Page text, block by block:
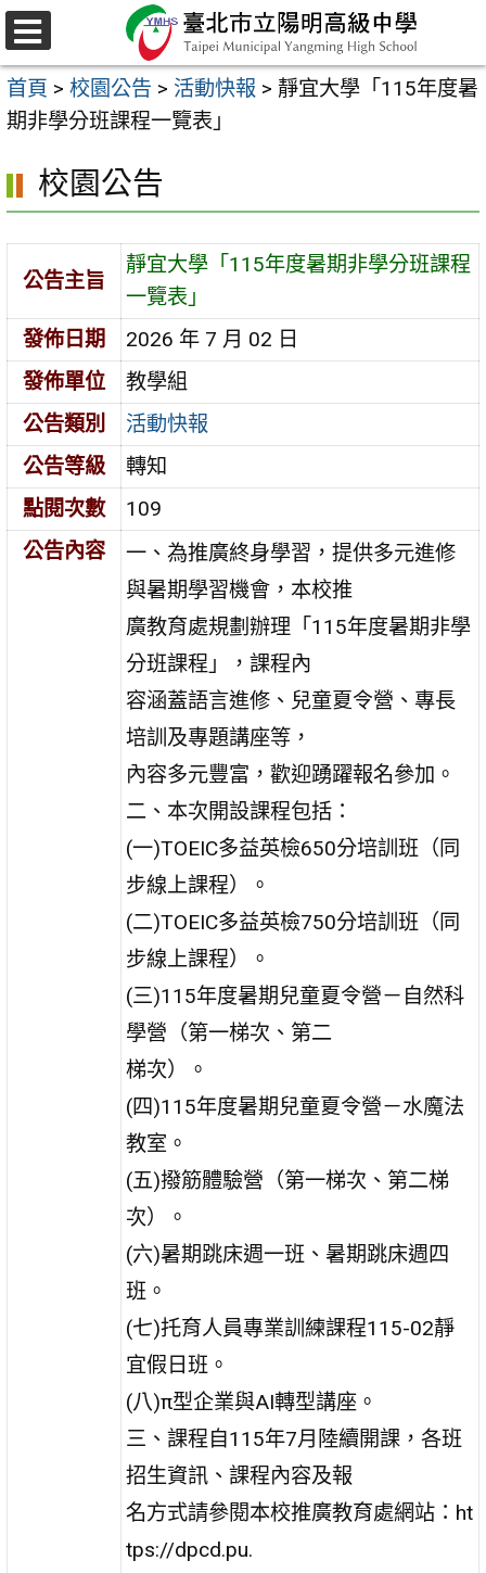
跳
至
主
要
容
區
選
單
首頁 > 校園公告 > 活動快報 > 靜宜大學「115年度暑
期非學分班課程一覽表」
校園公告
公告主旨
靜宜大學「115年度暑期非學分班課程
一覽表」
發佈日期
2026 年 7 月 02 日
發佈單位
教學組
公告類別
活動快報
公告等級
轉知
點閱次數
109
公告內容
一、為推廣終身學習，提供多元進修
與暑期學習機會，本校推
廣教育處規劃辦理「115年度暑期非學
分班課程」，課程內
容涵蓋語言進修、兒童夏令營、專長
培訓及專題講座等，
內容多元豐富，歡迎踴躍報名參加。
二、本次開設課程包括：
(一)TOEIC多益英檢650分培訓班（同
步線上課程）。
(二)TOEIC多益英檢750分培訓班（同
步線上課程）。
(三)115年度暑期兒童夏令營－自然科
學營（第一梯次、第二
梯次）。
(四)115年度暑期兒童夏令營－水魔法
教室。
(五)撥筋體驗營（第一梯次、第二梯
次）。
(六)暑期跳床週一班、暑期跳床週四
班。
(七)托育人員專業訓練課程115-02靜
宜假日班。
(八)π型企業與AI轉型講座。
三、課程自115年7月陸續開課，各班
招生資訊、課程內容及報
名方式請參閱本校推廣教育處網站：ht
tps://dpcd.pu.